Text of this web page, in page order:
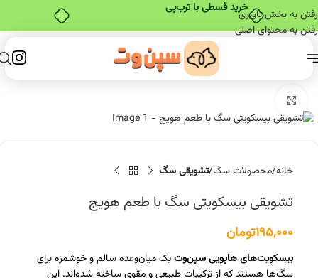
خرید قسطی با ترب‌پیرفتن به بخش ناوبری
رفتن به محتوای اصلی
خانه محصولات سگ تشویقی سگ
تشویقی بیسکویتی سگ با طعم هویج
۱۹۵,۰۰۰تومان
بیسکویت‌های هاپویی سپن‌وتیک میان‌وعده سالم و خوشمزه برای
سگ‌ها هستند که از ترکیبات طبیعی و مقوی ساخته شده‌اند. این